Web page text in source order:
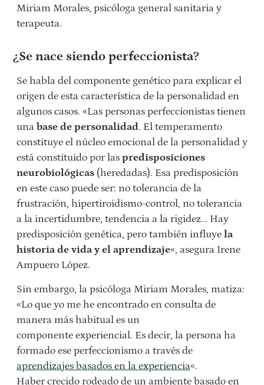
Miriam Morales, psicóloga general sanitaria y
terapeuta.
¿Se nace siendo perfeccionista?
Se habla del componente genético para explicar el
origen de esta característica de la personalidad en
algunos casos. «Las personas perfeccionistas tienen
una base de personalidad. El temperamento
constituye el núcleo emocional de la personalidad y
está constituido por las predisposiciones
neurobiológicas (heredadas). Esa predisposición
en este caso puede ser: no tolerancia de la
frustración, hipertiroidismo-control, no tolerancia
a la incertidumbre, tendencia a la rigidez… Hay
predisposición genética, pero también influye la
historia de vida y el aprendizaje«, asegura Irene
Ampuero López.
Sin embargo, la psicóloga Miriam Morales, matiza:
«Lo que yo me he encontrado en consulta de
manera más habitual es un
componente experiencial. Es decir, la persona ha
formado ese perfeccionismo a través de
aprendizajes basados en la experiencia«.
Haber crecido rodeado de un ambiente basado en